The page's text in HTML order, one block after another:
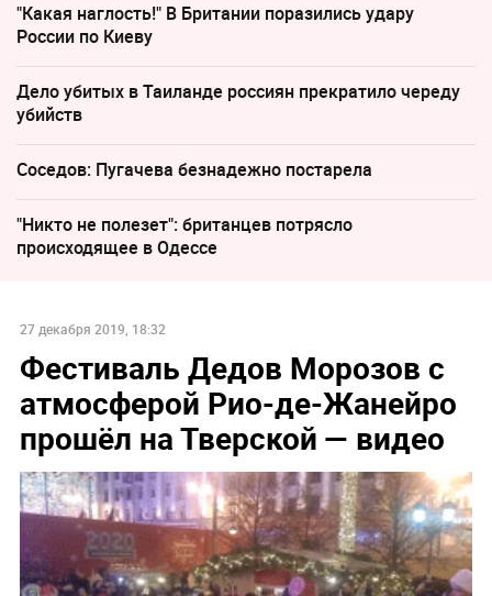
"Какая наглость!" В Британии поразились удару
России по Киеву
Дело убитых в Таиланде россиян прекратило череду
убийств
Соседов: Пугачева безнадежно постарела
"Никто не полезет": британцев потрясло
происходящее в Одессе
27 декабря 2019, 18:32
Фестиваль Дедов Морозов с
атмосферой Рио-де-Жанейро
прошёл на Тверской — видео